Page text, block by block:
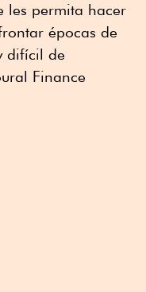
les permita hacer
épocas de
difícil de
Finance